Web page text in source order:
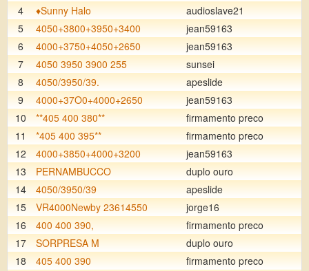
4
♦️Sunny Halo audioslave21
5
4050+3800+3950+3400 jean59163
6
4000+3750+4050+2650 jean59163
7
4050 3950 3900 255
sunsei
8
4050/3950/39.
apeslide
9
4000+37O0+4000+2650
jean59163
10
**405 400 380**
firmamento preco
11
*405 400 395**
firmamento preco
12
4000+3850+4000+3200
jean59163
13
PERNAMBUCCO
duplo ouro
14
4050/3950/39
apeslide
15
VR4000Newby 23614550
jorge16
16
400 400 390,
firmamento preco
17
SORPRESA M
duplo ouro
18
405 400 390
firmamento preco